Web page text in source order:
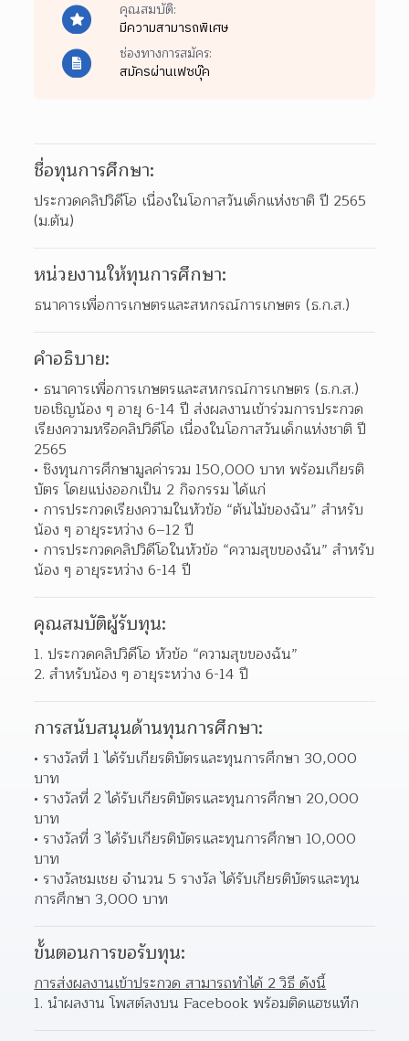
คุณสมบัติ:
มีความสามารถพิเศษ
ช่องทางการสมัคร:
สมัครผ่านเฟซบุ๊ค
ชื่อทุนการศึกษา:
ประกวดคลิปวิดีโอ เนื่องในโอกาสวันเด็กแห่งชาติ ปี 2565
(ม.ต้น)
หน่วยงานให้ทุนการศึกษา:
ธนาคารเพื่อการเกษตรและสหกรณ์การเกษตร (ธ.ก.ส.)
คำอธิบาย:
ธนาคารเพื่อการเกษตรและสหกรณ์การเกษตร (ธ.ก.ส.)
ขอเชิญน้อง ๆ อายุ 6-14 ปี ส่งผลงานเข้าร่วมการประกวด
เรียงความหรือคลิปวิดีโอ เนื่องในโอกาสวันเด็กแห่งชาติ ปี
2565
ชิงทุนการศึกษามูลค่ารวม 150,000 บาท พร้อมเกียรติ
บัตร โดยแบ่งออกเป็น 2 กิจกรรม ได้แก่
การประกวดเรียงความในหัวข้อ “ต้นไม้ของฉัน” สำหรับ
น้อง ๆ อายุระหว่าง 6–12 ปี
การประกวดคลิปวิดีโอในหัวข้อ “ความสุขของฉัน” สำหรับ
น้อง ๆ อายุระหว่าง 6-14 ปี
คุณสมบัติผู้รับทุน:
ประกวดคลิปวิดีโอ หัวข้อ “ความสุขของฉัน”
สำหรับน้อง ๆ อายุระหว่าง 6-14 ปี
การสนับสนุนด้านทุนการศึกษา:
รางวัลที่ 1 ได้รับเกียรติบัตรและทุนการศึกษา 30,000
บาท
รางวัลที่ 2 ได้รับเกียรติบัตรและทุนการศึกษา 20,000
บาท
รางวัลที่ 3 ได้รับเกียรติบัตรและทุนการศึกษา 10,000
บาท
รางวัลชมเชย จำนวน 5 รางวัล ได้รับเกียรติบัตรและทุน
การศึกษา 3,000 บาท
ขั้นตอนการขอรับทุน:
การส่งผลงานเข้าประกวด สามารถทำได้ 2 วิธี ดังนี้
นำผลงาน โพสต์ลงบน Facebook พร้อมติดแฮชแท๊ก